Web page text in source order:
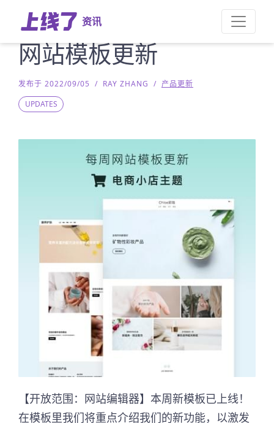
资讯
网站模板更新
发布于 2022/09/05 / RAY ZHANG / 产品更新
UPDATES
【开放范围：网站编辑器】本周新模板已上线！
在模板里我们将重点介绍我们的新功能，以激发